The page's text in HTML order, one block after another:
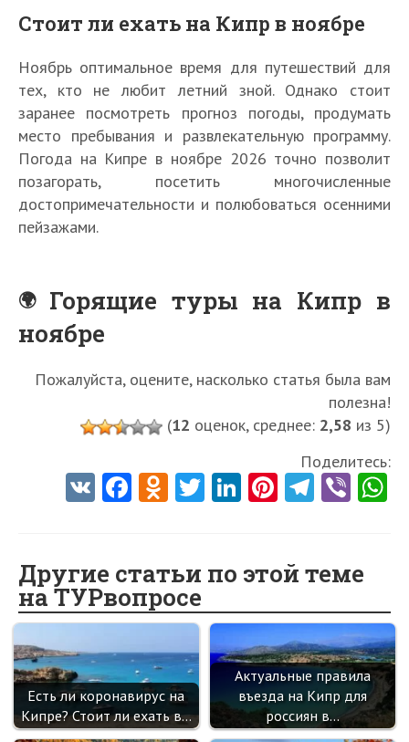
Стоит ли ехать на Кипр в ноябре
Ноябрь оптимальное время для путешествий для
тех, кто не любит летний зной. Однако стоит
заранее посмотреть прогноз погоды, продумать
место пребывания и развлекательную программу.
Погода на Кипре в ноябре 2026 точно позволит
позагорать, посетить многочисленные
достопримечательности и полюбоваться осенними
пейзажами.
Горящие туры на Кипр в
ноябре
Пожалуйста, оцените, насколько статья была вам
полезна!
(12 оценок, среднее: 2,58 из 5)
Поделитесь:
V Fa
o
o
k
O
o
kl
as
sn
ik
i
T
er
Li
dI
n
Pi
es
t
Te
a
m
Vi
Другие статьи по этой теме
на ТУРвопросе
Есть ли коронавирус на
Кипре? Стоит ли ехать в…
Актуальные правила
въезда на Кипр для
россиян в…